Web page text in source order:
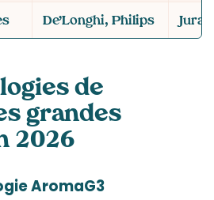
De’Longhi, Philips Jura,
de
grandes
2026
AromaG3